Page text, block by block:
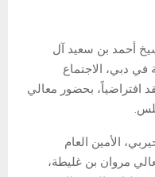
الشيخ أحمد بن سعيد آل
دبي، الاجتماع
افتراضياً، بحضور معالي
الأمين العام
مروان بن غليطة،